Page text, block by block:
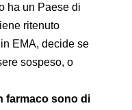
ha un Paese di
ritenuto
EMA, decide se
sospeso, o
farmaco sono di